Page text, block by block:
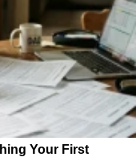
Your First